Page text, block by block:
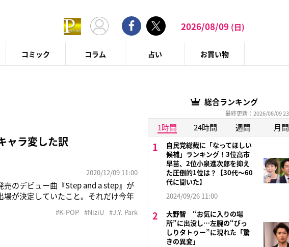
2026/08/09 (日)
コミック コラム 占い お買い物
ャラ変した訳
2020/12/09 11:00
のデビュー曲『Step and a step』が
が決定していたこと。それだけ今年
合プロデューサーとし
#K-POP #NiziU #J.Y. Park
総合ランキング
最終更新：2026/08/09
1時間 24時間 週間 月間
自民党総裁に「なってほしい
候補」ランキング！3位高市
早苗、2位小泉進次郎を抑え
た圧倒的1位は？【30代〜60
代に聞いた】
2024/09/26 11:00
大野智 “お気に入りの場
所”に出没し…左腕の“びっ
しりタトゥー”に現れた「驚
きの異変」